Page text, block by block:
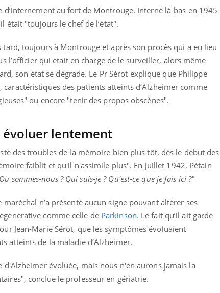
au fort de Montrouge. Interné là-bas en 1945
était "toujours le chef de l’état".
tard, toujours à Montrouge et après son procès qui a eu lieu
l’officier qui était en charge de le surveiller, alors même
son état se dégrade. Le Pr Sérot explique que Philippe
des patients atteints d’Alzheimer comme
ou encore "tenir des propos obscènes".
lentement
des troubles de la mémoire bien plus tôt, dès le début des
faiblit et qu'il n'assimile plus". En juillet 1942, Pétain
sommes-nous ? Qui suis-je ? Qu'est-ce que je fais ici ?"
n’a présenté aucun signe pouvant altérer ses
comme celle de Parkinson. Le fait qu’il ait gardé
Jean-Marie Sérot, que les symptômes évoluaient
atteints de la maladie d’Alzheimer.
évoluée, mais nous n'en aurons jamais la
conclue le professeur en gériatrie.
mentale : et si on
le diabète de type 2
reçues chez les
chez les soignants.
Youtube
Eczéma Chronique des Mains : se
préparer pour l’été ! Youtube
L'été arrive… et avec lui, un tout nouveau
soleil, activités en plein air… Nos mains
sont ...